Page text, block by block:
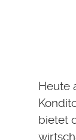
Heute
bietet